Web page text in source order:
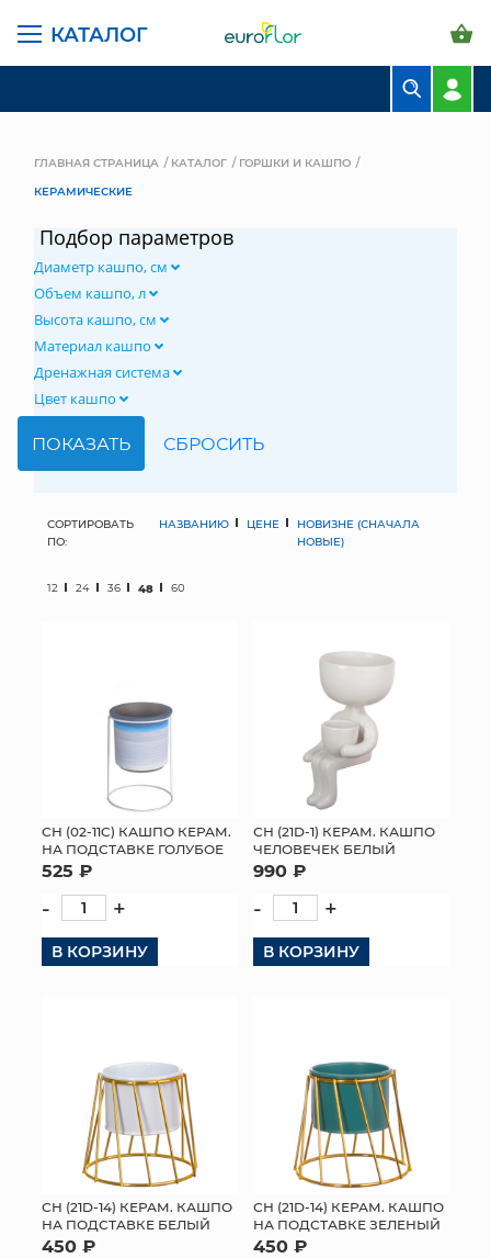
КАТАЛОГ
СВАДЕБНАЯ ФЛОРИСТИКА
МЯГКИЕ ИГРУШКИ
ИСКУССТВЕННЫЕ ЦВЕТЫ
ТОРГОВЫЙ ЦЕНТР
ОПТОВЫМ КЛИЕНТАМ
ДОСТАВКА И ОПЛАТА
ГЛАВНАЯ СТРАНИЦА КАТАЛОГ
ГОРШКИ И КАШПО
КЕРАМИЧЕСКИЕ
Подбор параметров
Диаметр кашпо, см
Объем кашпо, л
Высота кашпо, см
Материал кашпо
Дренажная система
Цвет кашпо
СОРТИРОВАТЬ
ПО:
НАЗВАНИЮ ЦЕНЕ
НОВИЗНЕ (СНАЧАЛА
НОВЫЕ)
12 24 36 48 60
СН (02-11C) КАШПО КЕРАМ.
НА ПОДСТАВКЕ ГОЛУБОЕ
525 ₽
- +
В КОРЗИНУ
СН (21D-1) КЕРАМ. КАШПО
ЧЕЛОВЕЧЕК БЕЛЫЙ
990 ₽
- +
В КОРЗИНУ
СН (21D-14) КЕРАМ. КАШПО
НА ПОДСТАВКЕ БЕЛЫЙ
450 ₽
СН (21D-14) КЕРАМ. КАШПО
НА ПОДСТАВКЕ ЗЕЛЕНЫЙ
450 ₽